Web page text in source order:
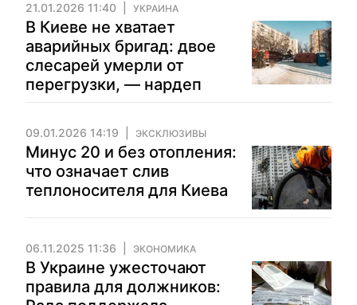
21.01.2026 11:40 УКРАИНА
В Киеве не хватает
аварийных бригад: двое
слесарей умерли от
перегрузки, — нардеп
09.01.2026 14:19 ЭКСКЛЮЗИВЫ
Минус 20 и без отопления:
что означает слив
теплоносителя для Киева
06.11.2025 11:36 ЭКОНОМИКА
В Украине ужесточают
правила для должников: